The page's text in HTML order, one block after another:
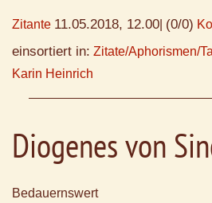
Zitante 11.05.2018, 12.00 (0/0)
einsortiert in: Zitate/Aphorismen/
Karin Heinrich
Diogenes von
Bedauernswert